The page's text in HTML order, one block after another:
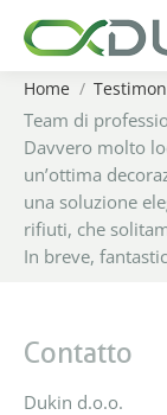
You are here:
Home
Team di
Davvero molto
un’ottima
una soluzione
rifiuti, che
In breve,
Contatto
Dukin d.o.o.